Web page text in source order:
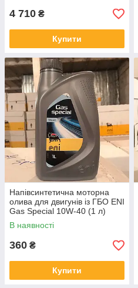
4 710 ₴
Купити
Напівсинтетична моторна
олива для двигунів із ГБО ENI
Gas Special 10W-40 (1 л)
В наявності
360 ₴
Купити